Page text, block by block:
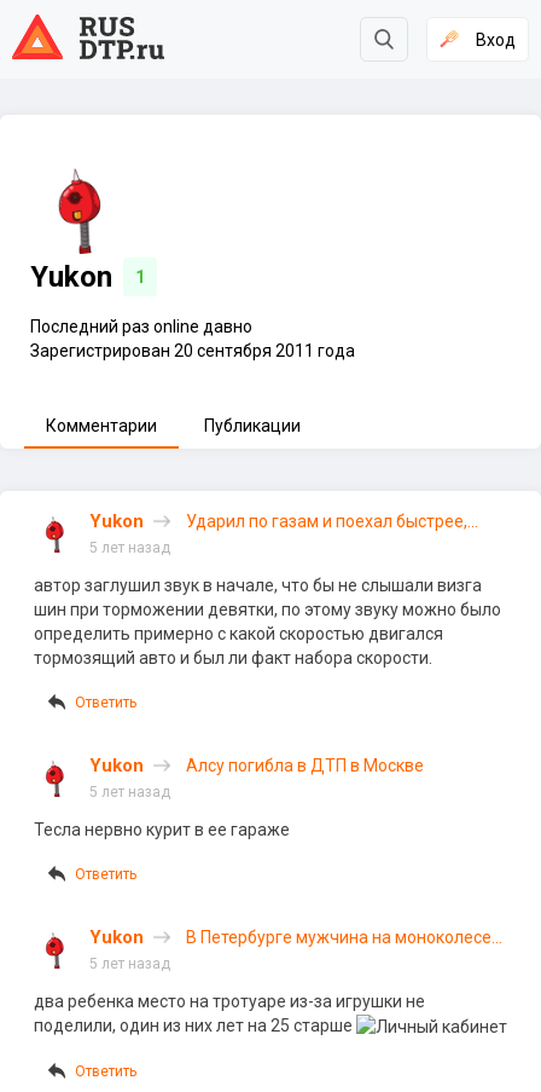
Вход
Yukon 1
Последний раз online давно
Зарегистрирован 20 сентября 2011 года
Комментарии Публикации
Yukon
Ударил по газам и поехал быстрее,
5 лет назад
автор заглушил звук в начале, что бы не слышали визга
шин при торможении девятки, по этому звуку можно было
определить примерно с какой скоростью двигался
тормозящий авто и был ли факт набора скорости.
Ответить
Yukon Алсу погибла в ДТП в Москве
5 лет назад
Тесла нервно курит в ее гараже
Ответить
Yukon
В Петербурге мужчина на моноколесе
5 лет назад
два ребенка место на тротуаре из-за игрушки не
поделили, один из них лет на 25 старше
Ответить